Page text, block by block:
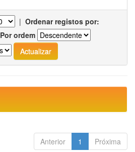
| Ordenar registos por:
Por ordem
Anterior 1 Próxima